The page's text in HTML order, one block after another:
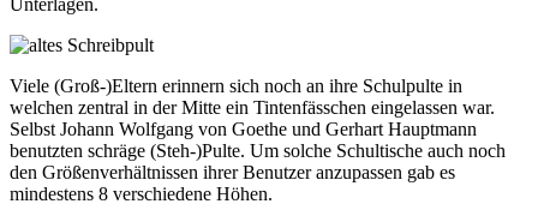
Viele (Groß-)Eltern erinnern sich noch an ihre Schulpulte in
welchen zentral in der Mitte ein Tintenfässchen eingelassen war.
Selbst Johann Wolfgang von Goethe und Gerhart Hauptmann
benutzten schräge (Steh-)Pulte. Um solche Schultische auch noch
den Größenverhältnissen ihrer Benutzer anzupassen gab es
mindestens 8 verschiedene Höhen.